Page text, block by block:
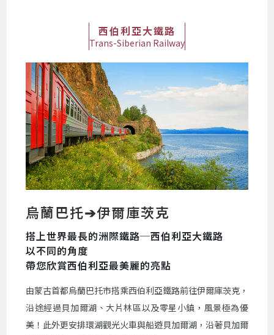
西伯利亞大鐵路
Trans-Siberian Railway
烏蘭巴托➔伊爾庫茨克
搭上世界最長的洲際鐵路─西伯利亞大鐵路
以不同的角度
帶您欣賞西伯利亞最美麗的亮點
由蒙古首都烏蘭巴托市搭乘西伯利亞鐵路前往伊爾庫茨克，
沿途經過貝加爾湖、大片林區以及零星小鎮，風景極為優
美！此外更安排環湖觀光火車與船遊貝加爾湖，沿著貝加爾